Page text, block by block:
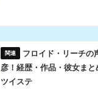
フロイド・リーチの
彦！経歴・作品・彼女ま
ツイステ